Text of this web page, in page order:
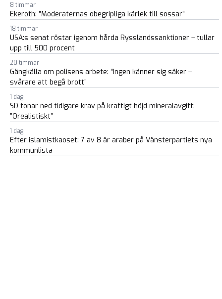
8 timmar
Ekeroth: ”Moderaternas obegripliga kärlek till sossar”
18 timmar
USA:s senat röstar igenom hårda Rysslandssanktioner – tullar
upp till 500 procent
20 timmar
Gängkälla om polisens arbete: ”Ingen känner sig säker –
svårare att begå brott”
1 dag
SD tonar ned tidigare krav på kraftigt höjd mineralavgift:
”Orealistiskt”
1 dag
Efter islamistkaoset: 7 av 8 är araber på Vänsterpartiets nya
kommunlista